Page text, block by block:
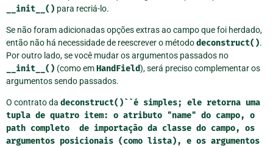
__init__() para recriá-lo.
Se não foram adicionadas opções extras ao campo que foi herdado,
então não há necessidade de reescrever o métododeconstruct().
Por outro lado, se você mudar os argumentos passados no
__init__() (como emHandField), será preciso complementar os
argumentos sendo passados.
O contrato da deconstruct()``é simples; ele retorna uma
tupla de quatro item: o atributo "name" do campo, o
path completo de importação da classe do campo, os
argumentos posicionais (como lista), e os argumentos